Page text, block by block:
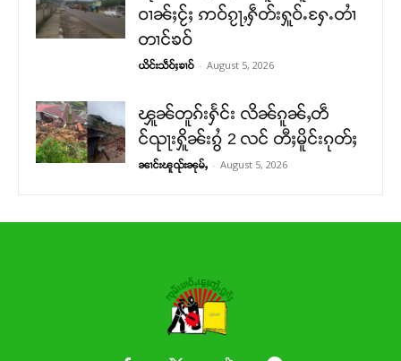
ဝၢၼ်ႈငႂ်ႈ ဢဝ်ၵႂႃႇႁဵတ်းႁူဝ်ႉႁႄႉတၢႆ
တၢင်ၶဝ်
ယိင်းသဵဝ်ႈၶၢဝ် - August 5, 2026
ၾူၼ်တူၵ်းႁႅင်း လိၼ်ၵူၼ်ႇတဵ
င်ၺႃးႁိူၼ်းၵွႆ 2 လင် တီႈမိူင်းၵုတ်ႈ
ၼၢင်းၽူၺ်းၼုမ်ႇ - August 5, 2026